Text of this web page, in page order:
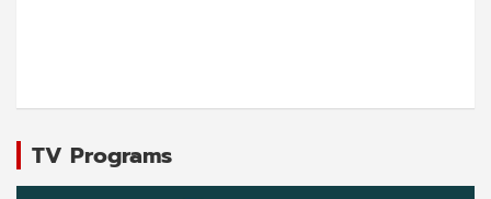
TV Programs